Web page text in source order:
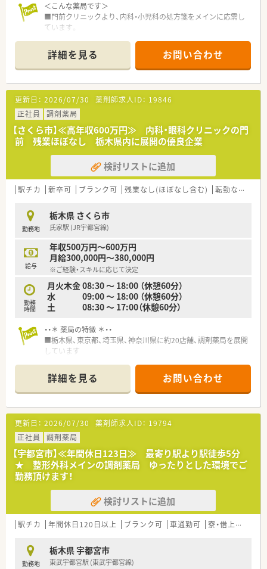
＜こんな薬局です＞
■門前クリニックより、内科・小児科の処方箋をメインに応需し
ています。
■薬剤師常勤1名、パート2名に加え、調剤事務が2名在籍してい
ます。
■採用品目数は約1,200品目。新薬とジェネリックの割合は3：7
程度となります。
■山本通りの坂を上っていくと白い外観の建物がございます。
■クリニックとは隣接しており患者様も来局しやすい立地で
す。
■住宅街にあり、地域の患者様から長年愛されています。
＜ワークライフバランス◎＞
■平均残業は20時間以下。有給休暇や産育休もしっかり取れる
■年間休日は123日以上。有給休暇も半日から取得が可能です。
■やりたいことを会社が応援していただける社風で、社員の自主
＜研修制度＞
■中途入社の方でも3か月間の研修があり、企業風土ややり方な
どを習得しながらスタートできます。
■中途社員研修、階層別研修、オープン型勉強会、グループ内学術
大会など研修制度も充実しています。
＜家賃補助制度＞
■家賃の50％（上限は月45,000円）が支給されます。
■最長5年間利用できます。
が対象になります。
＜こんな企業です＞
■患者様はもちろん、関係する医療従事者や地域の方、一緒に働
く仲間を大切にする風土があります。
地域密着薬局を展開しています。
詳細を見る お問い合わせ
更新日： 2026/07/30 薬剤師求人ID： 19846
正社員
調剤薬局
【さくら市】≪高年収600万円≫ 内科・眼科クリニックの門
前 残業ほぼなし 栃木県内に展開の優良企業
検討リストに追加
駅チカ 新卒可 ブランク可 残業なし(ほぼなし含む) 転勤なし
勤務地
栃木県 さくら市
氏家駅 (JR宇都宮線)
給与
年収500万円～600万円
月給300,000円～380,000円
※ご経験・スキルに応じて決定
勤務
時間
月火木金 08:30 ～ 18:00 （休憩60分）
水 09:00 ～ 18:00 （休憩60分）
土 08:30 ～ 17:00（休憩60分）
・・＊ 薬局の特徴 ＊・・
■栃木県、東京都、埼玉県、神奈川県に約20店舗、調剤薬局を展開
しています
ー、グループホーム、
居宅介護支援センター、福祉用具貸与等の事業も運営していま
す
■会社独自の教育システムも用意されていて、ご経験をさらにブ
ラッシュアップできます
詳細を見る お問い合わせ
更新日： 2026/07/30 薬剤師求人ID： 19794
正社員
調剤薬局
【宇都宮市】≪年間休日123日≫ 最寄り駅より駅徒歩5分
★ 整形外科メインの調剤薬局 ゆったりとした環境でご
勤務頂けます！
検討リストに追加
駅チカ 年間休日120日以上 ブランク可 車通勤可 寮・借上社宅あり
勤務地
栃木県 宇都宮市
東武宇都宮駅 (東武宇都宮線)